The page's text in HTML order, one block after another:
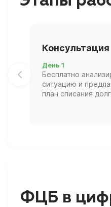
Консультация
День 1
Бесплатно
ситуацию и
план списания
ФЦБ в